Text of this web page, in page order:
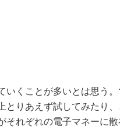
くことが多いとは思う
とりあえず試してみたり
それぞれの電子マネーに